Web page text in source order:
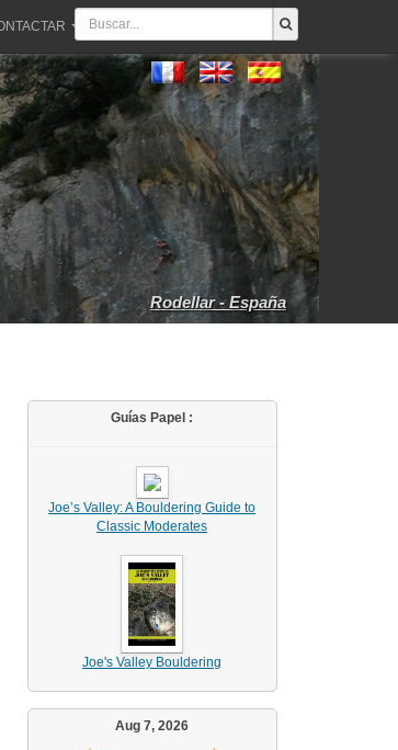
Rodellar - España
Guías Papel :
Joe’s Valley: A Bouldering Guide to
Classic Moderates
Joe's Valley Bouldering
Aug 7, 2026